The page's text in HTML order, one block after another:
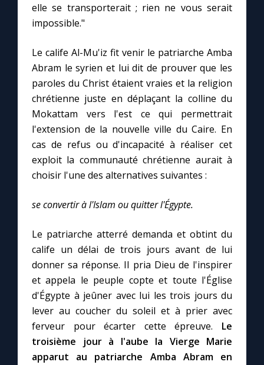
elle se transporterait ; rien ne vous serait
impossible."
Le calife Al-Mu'iz fit venir le patriarche Amba
Abram le syrien et lui dit de prouver que les
paroles du Christ étaient vraies et la religion
chrétienne juste en déplaçant la colline du
Mokattam vers l'est ce qui permettrait
l'extension de la nouvelle ville du Caire. En
cas de refus ou d'incapacité à réaliser cet
exploit la communauté chrétienne aurait à
choisir l'une des alternatives suivantes :
se convertir à l'Islam ou quitter l'Égypte.
Le patriarche atterré demanda et obtint du
calife un délai de trois jours avant de lui
donner sa réponse. Il pria Dieu de l'inspirer
et appela le peuple copte et toute l'Église
d'Égypte à jeûner avec lui les trois jours du
lever au coucher du soleil et à prier avec
ferveur pour écarter cette épreuve. Le
troisième jour à l'aube la Vierge Marie
apparut au patriarche Amba Abram en